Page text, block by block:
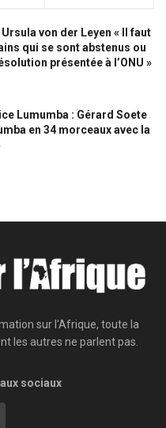
von der Leyen « Il faut
qui se sont abstenus ou
présentée à l’ONU »
Lumumba : Gérard Soete
en 34 morceaux avec la
sur l'Afrique, toute la
les autres ne parlent pas.
sociaux